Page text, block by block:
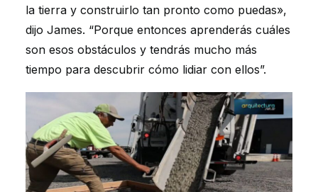
la tierra y construirlo tan pronto como puedas»,
dijo James. “Porque entonces aprenderás cuáles
son esos obstáculos y tendrás mucho más
tiempo para descubrir cómo lidiar con ellos”.